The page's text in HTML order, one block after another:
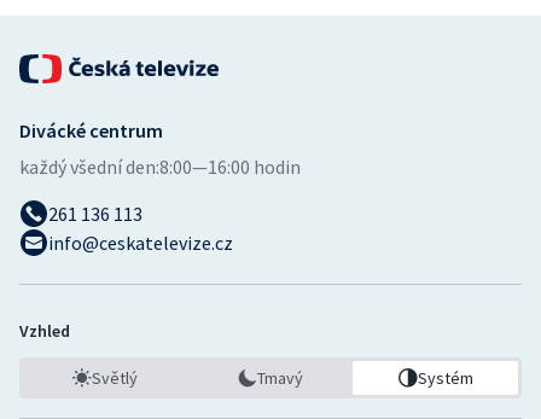
Divácké centrum
každý všední den:8:00—16:00 hodin
261 136 113
info@ceskatelevize.cz
Vzhled
Světlý Tmavý Systém